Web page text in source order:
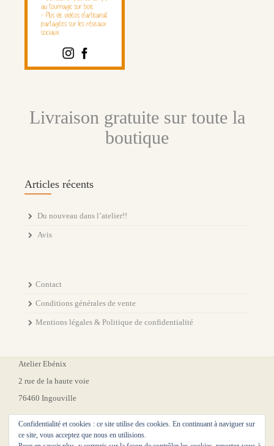
Livraison gratuite sur toute la
boutique
Articles récents
Du nouveau dans l’atelier!!
Avis
Contact
Conditions générales de vente
Mentions légales & Politique de confidentialité
Atelier Ebénix
2 rue de la haute voie
76460 Ingouville
Confidentialité et cookies : ce site utilise des cookies. En continuant à naviguer sur
ce site, vous acceptez que nous en utilisions.